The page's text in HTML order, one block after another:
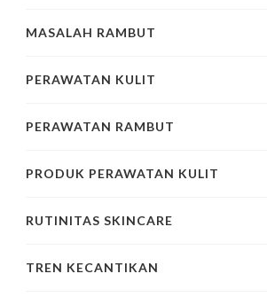
MASALAH RAMBUT
PERAWATAN KULIT
PERAWATAN RAMBUT
PRODUK PERAWATAN KULIT
RUTINITAS SKINCARE
TREN KECANTIKAN